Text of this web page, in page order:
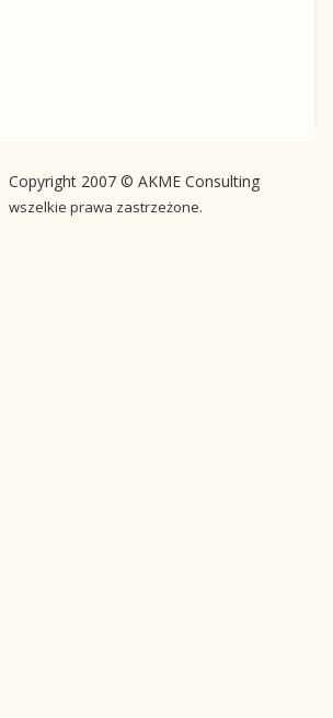
Copyright 2007 © AKME Consulting
wszelkie prawa zastrzeżone.